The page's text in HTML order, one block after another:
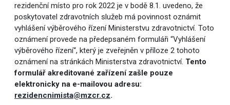
rezidenční místo pro rok 2022 je v bodě 8.1. uvedeno, že
poskytovatel zdravotních služeb má povinnost oznámit
vyhlášení výběrového řízení Ministerstvu zdravotnictví. Toto
oznámení provede na předepsaném formuláři “Vyhlášení
výběrového řízení“, který je zveřejněn v příloze 2 tohoto
oznámení na stránkách Ministerstva zdravotnictví. Tento
formulář akreditované zařízení zašle pouze
elektronicky na e-mailovou adresu:
rezidencnimista@mzcr.cz.